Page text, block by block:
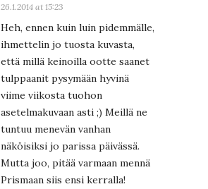
26.1.2014 at 15:23
Heh, ennen kuin luin pidemmälle,
ihmettelin jo tuosta kuvasta,
että millä keinoilla ootte saanet
tulppaanit pysymään hyvinä
viime viikosta tuohon
asetelmakuvaan asti ;) Meillä ne
tuntuu menevän vanhan
näköisiksi jo parissa päivässä.
Mutta joo, pitää varmaan mennä
Prismaan siis ensi kerralla!